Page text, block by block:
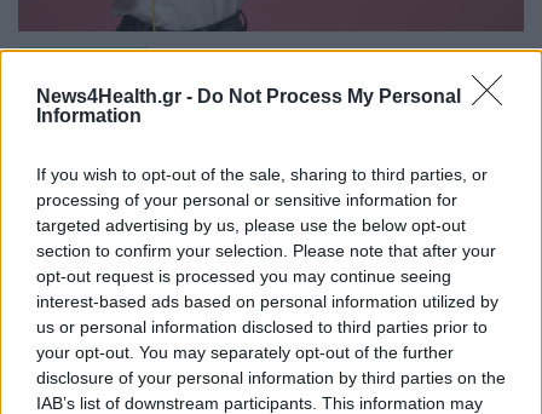
News4Health.gr - Do Not Process My Personal
Information
If you wish to opt-out of the sale, sharing to third parties, or
processing of your personal or sensitive information for
targeted advertising by us, please use the below opt-out
section to confirm your selection. Please note that after your
opt-out request is processed you may continue seeing
interest-based ads based on personal information utilized by
us or personal information disclosed to third parties prior to
your opt-out. You may separately opt-out of the further
disclosure of your personal information by third parties on the
IAB’s list of downstream participants. This information may
ΨΥΧΙΚΉ ΥΓΕΊΑ 22/04/2026 - 16:11
Ξεστομίζουμε 338 λιγότερες λέξεις καθημερινά -
Πώς συνδεόμαστε τελικά μεταξύ μας;